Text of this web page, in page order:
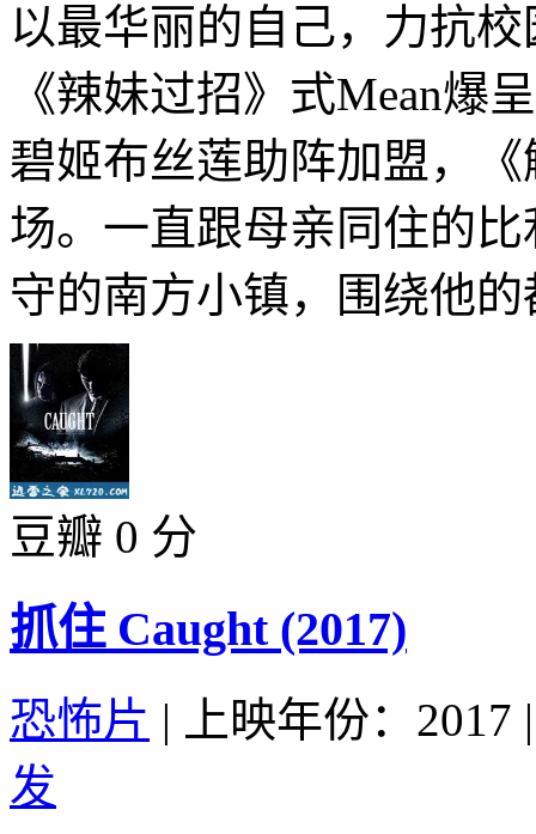
以最华丽的自己，力抗
《辣妹过招》式Mean爆
碧姬布丝莲助阵加盟，
场。一直跟母亲同住的
守的南方小镇，围绕他
豆瓣 0 分
抓住 Caught (2017)
恐怖片 | 上映年份：2017 |
发